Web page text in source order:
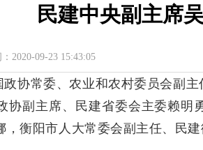
民建湖南省委会召开全省组织建设工作
民建湖南省委会开展2024年度理论学
民建湖南省第十届委员会内部监督委
民建中央副主席
2020-09-23 15:43:05
政协常委、农业和农村委员会副
协副主席、民建省委会主委赖
，衡阳市人大常委会副主任、民